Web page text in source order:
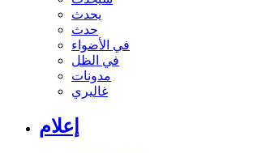
يحدث
حدث
في الأضواء
في الظل
مدونات
غاليري
إعلام